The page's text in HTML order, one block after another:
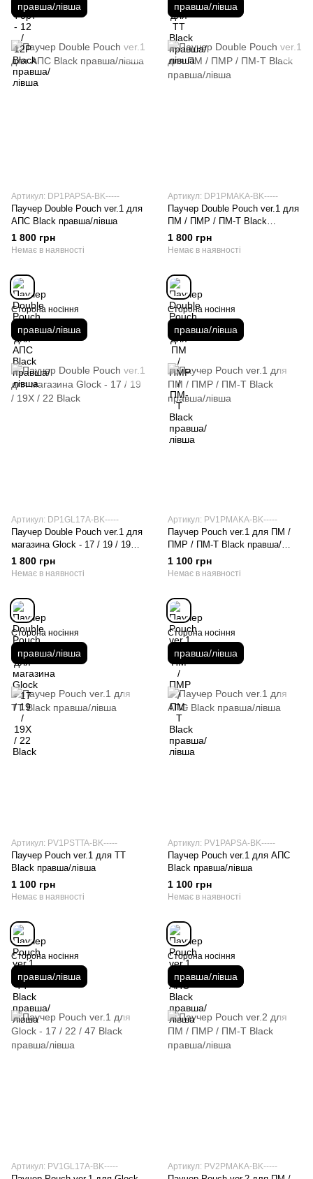
правша/лівша правша/лівша
Артикул: DP1PAPSA-BK-----
Паучер Double Pouch ver.1 для
АПС Black правша/лівша
1 800 грн
Немає в наявності
Сторона носіння
правша/лівша
Артикул: DP1PMAKA-BK-----
Паучер Double Pouch ver.1 для
ПМ / ПМР / ПМ-Т Black
правша/лівша
1 800 грн
Немає в наявності
Сторона носіння
правша/лівша
Артикул: DP1GL17A-BK-----
Паучер Double Pouch ver.1 для
магазина Glock - 17 / 19 / 19X /
22 Black
1 800 грн
Немає в наявності
Сторона носіння
правша/лівша
Артикул: PV1PMAKA-BK-----
Паучер Pouch ver.1 для ПМ /
ПМР / ПМ-Т Black правша/
лівша
1 100 грн
Немає в наявності
Сторона носіння
правша/лівша
Артикул: PV1PSTTA-BK-----
Паучер Pouch ver.1 для ТТ
Black правша/лівша
1 100 грн
Немає в наявності
Сторона носіння
правша/лівша
Артикул: PV1PAPSA-BK-----
Паучер Pouch ver.1 для АПС
Black правша/лівша
1 100 грн
Немає в наявності
Сторона носіння
правша/лівша
Артикул: PV1GL17A-BK----- Артикул: PV2PMAKA-BK-----